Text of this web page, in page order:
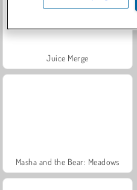
Juice Merge
Masha and the Bear: Meadows